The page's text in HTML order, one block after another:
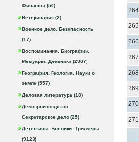
Финансы (50)
Ветеринария (2)
Военное дело. Безопасность
(17)
Воспоминания. Биографии.
Мемуары. Дневники (2387)
География. Геология. Науки о
земле (557)
Деловая литература (18)
Делопроизводство.
Секретарское дело (25)
Детективы. Боевики. Триллеры
(9123)
264
265
266
267
268
269
270
271